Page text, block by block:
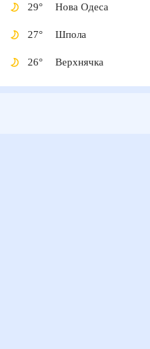
29° Нова Одеса
27° Шпола
26° Верхнячка